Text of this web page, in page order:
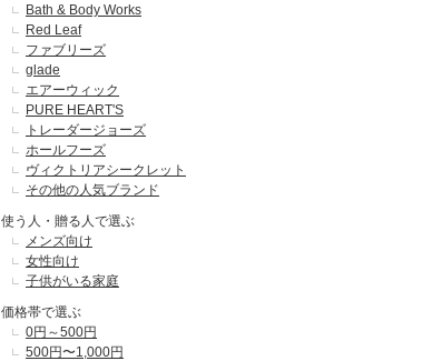
Bath & Body Works
Red Leaf
ファブリーズ
glade
エアーウィック
PURE HEART'S
トレーダージョーズ
ホールフーズ
ヴィクトリアシークレット
その他の人気ブランド
使う人・贈る人で選ぶ
メンズ向け
女性向け
子供がいる家庭
価格帯で選ぶ
0円～500円
500円〜1,000円